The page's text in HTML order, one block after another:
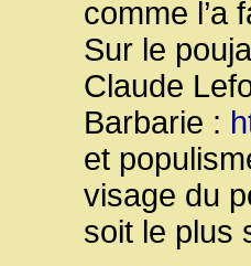
comme l’a
Sur le
Claude
Barbarie :
et
visage du
soit le plus